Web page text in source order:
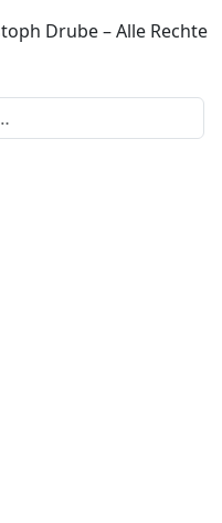
Drube – Alle Rechte